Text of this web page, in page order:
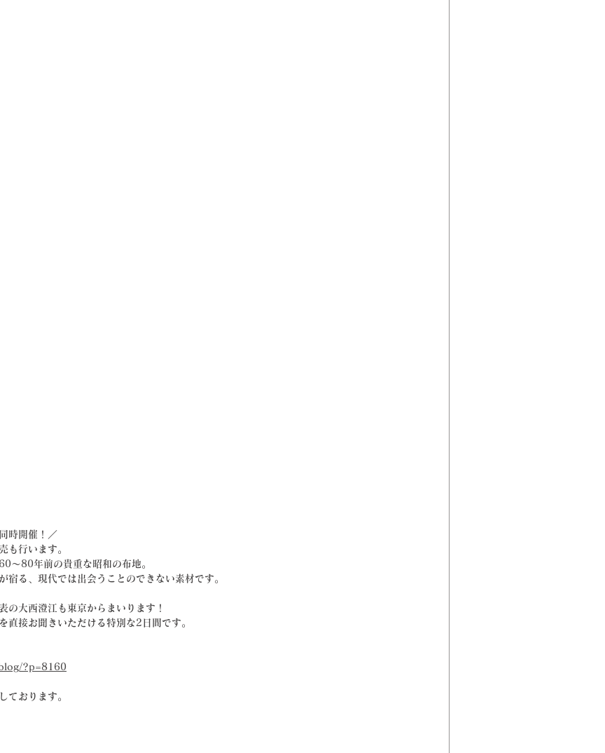
時開催！／
も行います。
〜80年前の貴重な昭和の布地。
宿る、現代では出会うことのできない素材です。
の大西澄江も東京からまいります！
直接お聞きいただける特別な2日間です。
?p=8160
ております。